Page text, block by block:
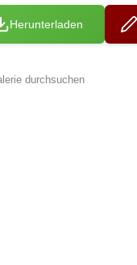
Herunterladen
durchsuchen